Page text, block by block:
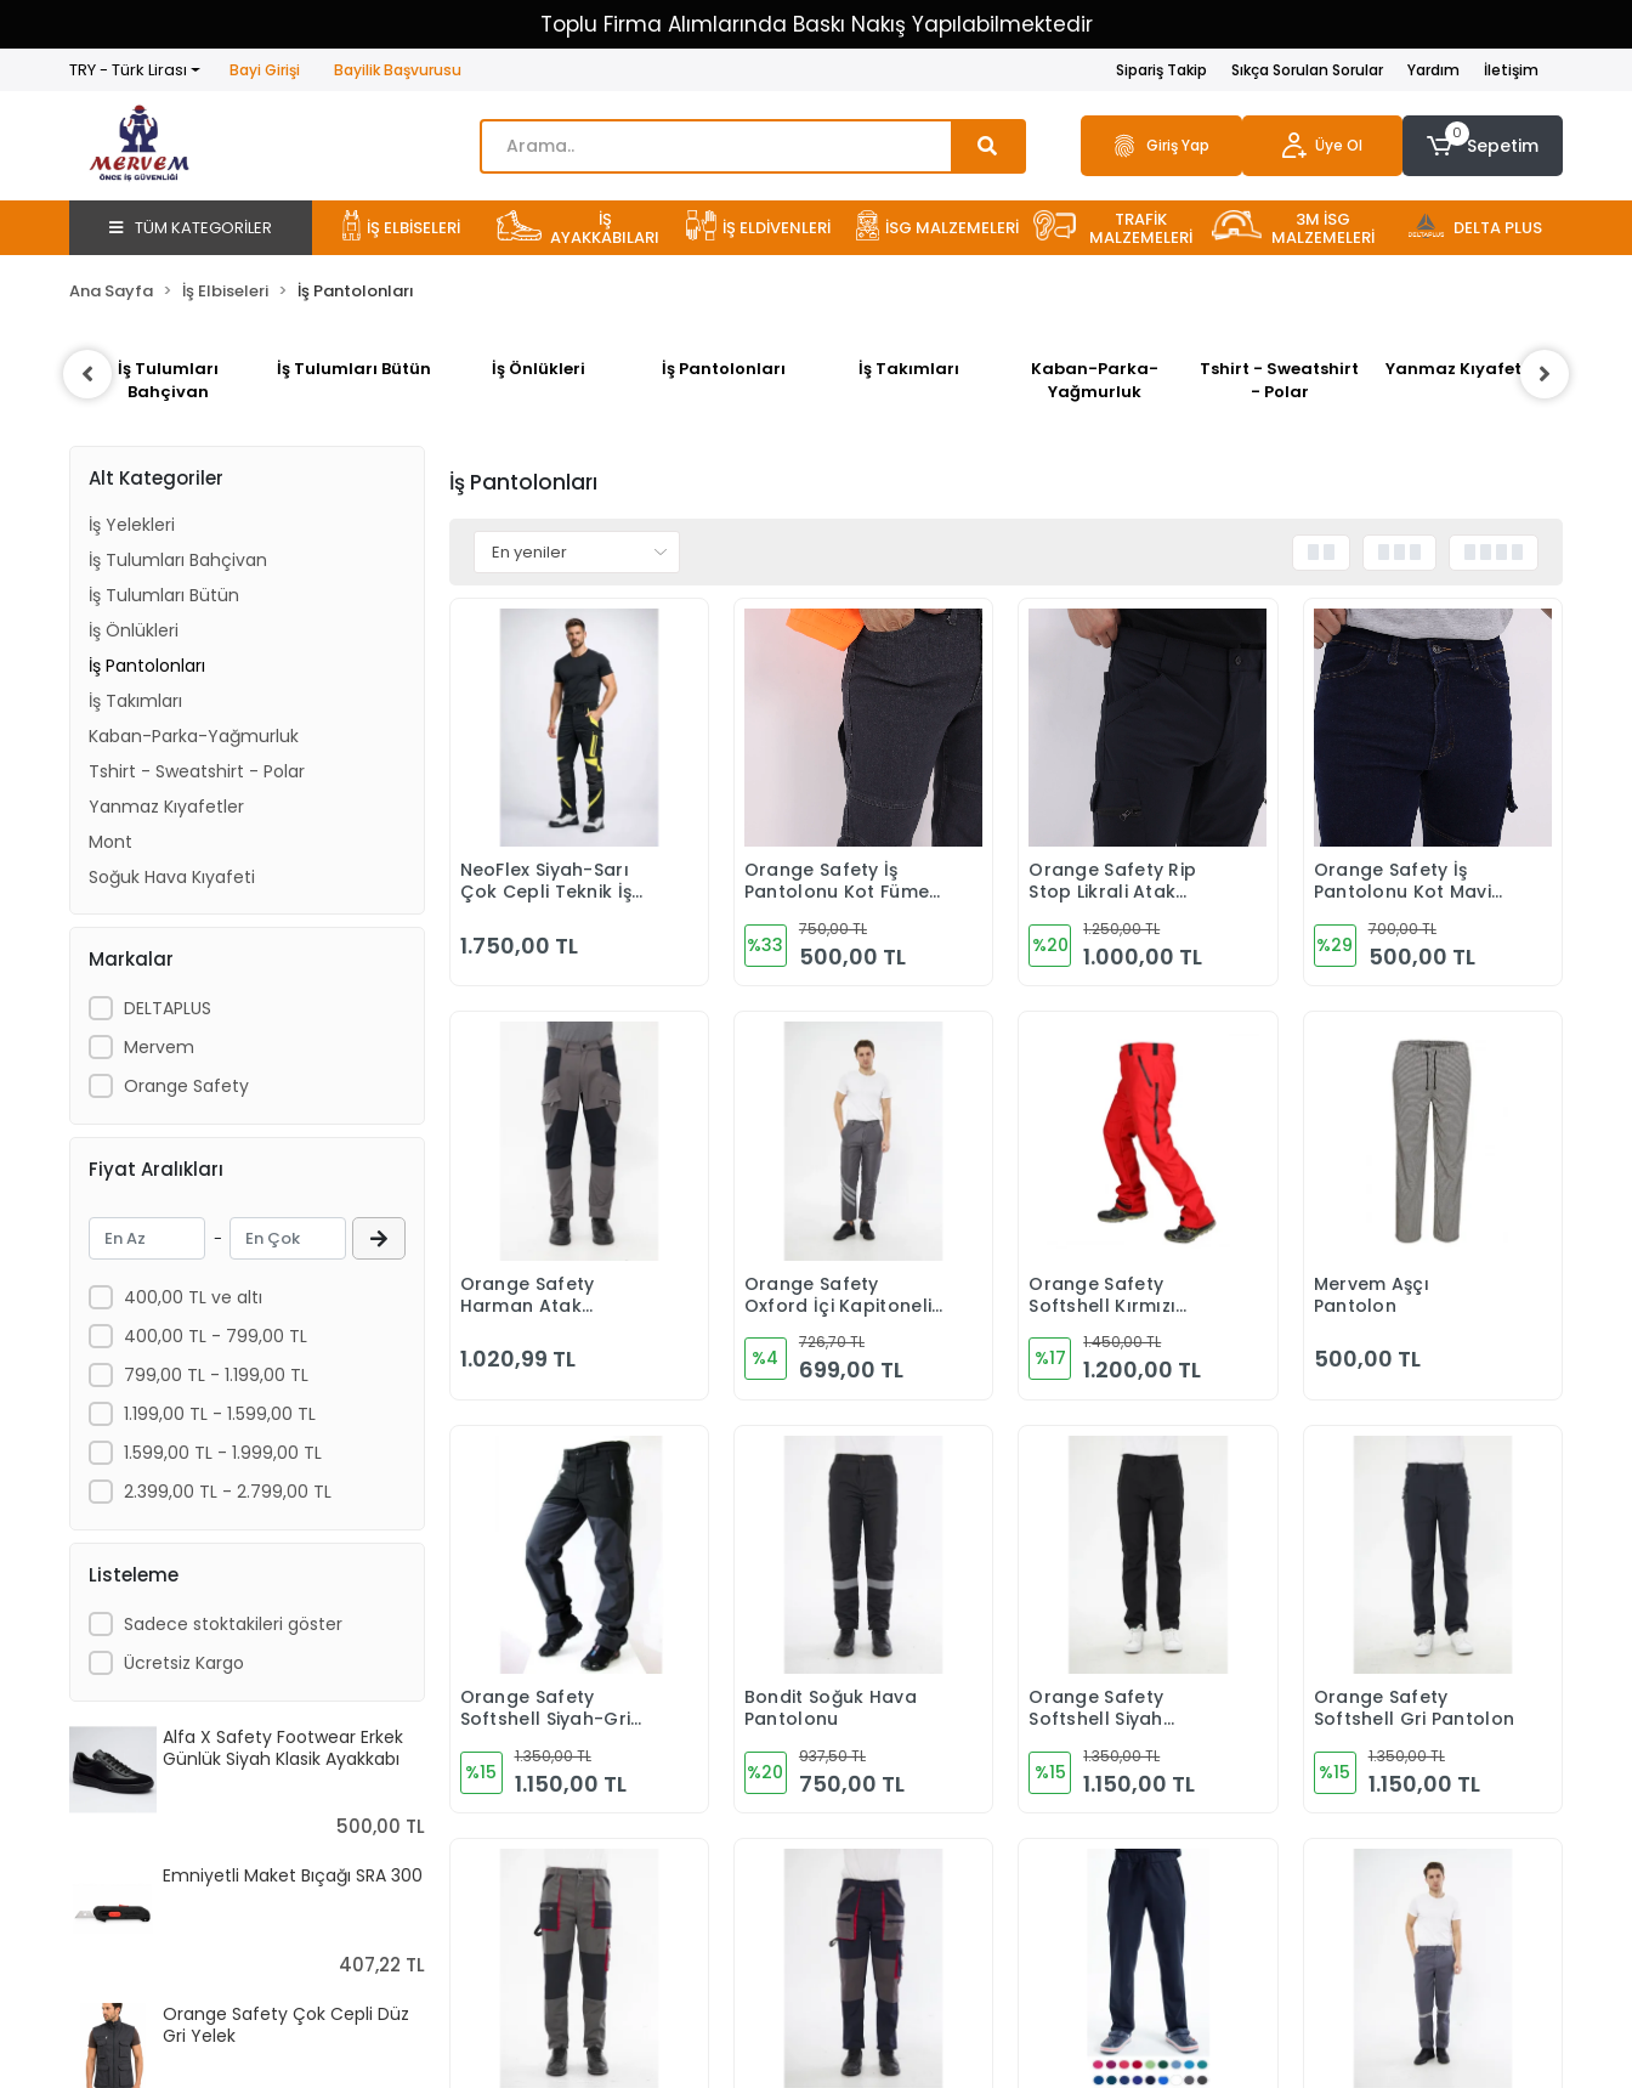
TRY - Türk Lirası Bayi Girişi Bayilik Başvurusu Sipariş Takip Sıkça Sorulan Sorular Yardım İletişim
Giriş Yap Üye Ol
0
Sepetim
TÜM KATEGORİLER İŞ ELBİSELERİ İŞ
AYAKKABILARI İŞ ELDİVENLERİ İSG MALZEMELERİ TRAFİK
MALZEMELERİ
3M İSG
MALZEMELERİ DELTA PLUS
Ana Sayfa İş Elbiseleri İş Pantolonları
İş Tulumları Bütün İş Önlükleri İş Pantolonları İş Takımları
Kaban-Parka-
Tshirt - Sweatshirt
- Polar
Yanmaz Kıyafetler Mont
Alt Kategoriler
İş Yelekleri
İş Tulumları Bahçivan
İş Tulumları Bütün
İş Önlükleri
İş Pantolonları
İş Takımları
Kaban-Parka-Yağmurluk
Tshirt - Sweatshirt - Polar
Yanmaz Kıyafetler
Mont
Soğuk Hava Kıyafeti
Markalar
DELTAPLUS
Mervem
Orange Safety
Fiyat Aralıkları
-
400,00 TL ve altı
400,00 TL - 799,00 TL
799,00 TL - 1.199,00 TL
1.199,00 TL - 1.599,00 TL
1.599,00 TL - 1.999,00 TL
2.399,00 TL - 2.799,00 TL
Listeleme
Sadece stoktakileri göster
Ücretsiz Kargo
Alfa X Safety Footwear Erkek
Günlük Siyah Klasik Ayakkabı
500,00 TL
Emniyetli Maket Bıçağı SRA 300
407,22 TL
Orange Safety Çok Cepli Düz
Gri Yelek
İş Pantolonları
Sepete Ekle
NeoFlex Siyah-Sarı
Çok Cepli Teknik İş
1.750,00 TL
Sepete Ekle
Orange Safety İş
Pantolonu Kot Füme
%33
750,00 TL
500,00 TL
Sepete Ekle
Orange Safety Rip
Stop Likrali Atak
%20
1.250,00 TL
1.000,00 TL
Sepete Ekle
Orange Safety İş
Pantolonu Kot Mavi
%29
700,00 TL
500,00 TL
Sepete Ekle
Orange Safety
Harman Atak
Athens Gri İş
Pantolonu
1.020,99 TL
Sepete Ekle
Orange Safety
Oxford İçi Kapitoneli
Pantolonu
%4
726,70 TL
699,00 TL
Sepete Ekle
Orange Safety
Softshell Kırmızı
%17
1.450,00 TL
1.200,00 TL
Sepete Ekle
Mervem Aşçı
Pantolon
500,00 TL
Sepete Ekle
Orange Safety
Softshell Siyah-Gri
%15
1.350,00 TL
1.150,00 TL
Sepete Ekle
Bondit Soğuk Hava
Pantolonu
%20
937,50 TL
750,00 TL
Sepete Ekle
Orange Safety
Softshell Siyah
%15
1.350,00 TL
1.150,00 TL
Sepete Ekle
Orange Safety
Softshell Gri Pantolon
%15
1.350,00 TL
1.150,00 TL